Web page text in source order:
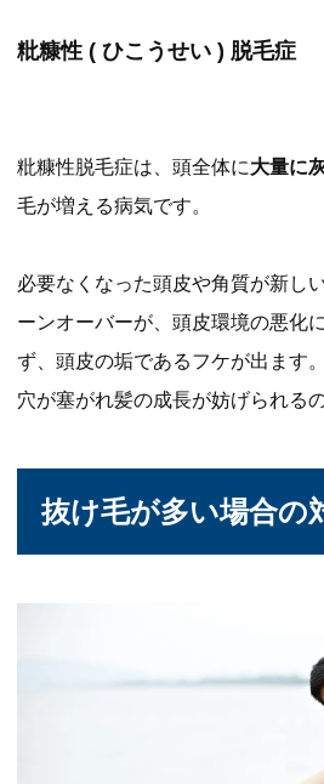
粃糠性 ( ひこうせい ) 脱毛症
粃糠性脱毛症は、頭全体に大量に
毛が増える病気です。
必要なくなった頭皮や角質が新し
ーンオーバーが、頭皮環境の悪化
ず、頭皮の垢であるフケが出ます
穴が塞がれ髪の成長が妨げられるの
抜け毛が多い場合の